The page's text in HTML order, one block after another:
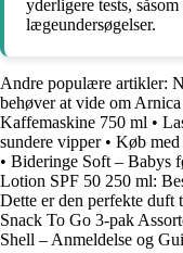
yderligere tests,
lægeundersøgelser.
Andre populære artikler:
behøver at vide om
Kaffemaskine 750 ml •
sundere vipper• Køb
• Bideringe Soft – Babys
Lotion SPF 50 250 ml:
Dette er den perfekte duft
Snack To Go 3-pak
Shell – Anmeldelse og